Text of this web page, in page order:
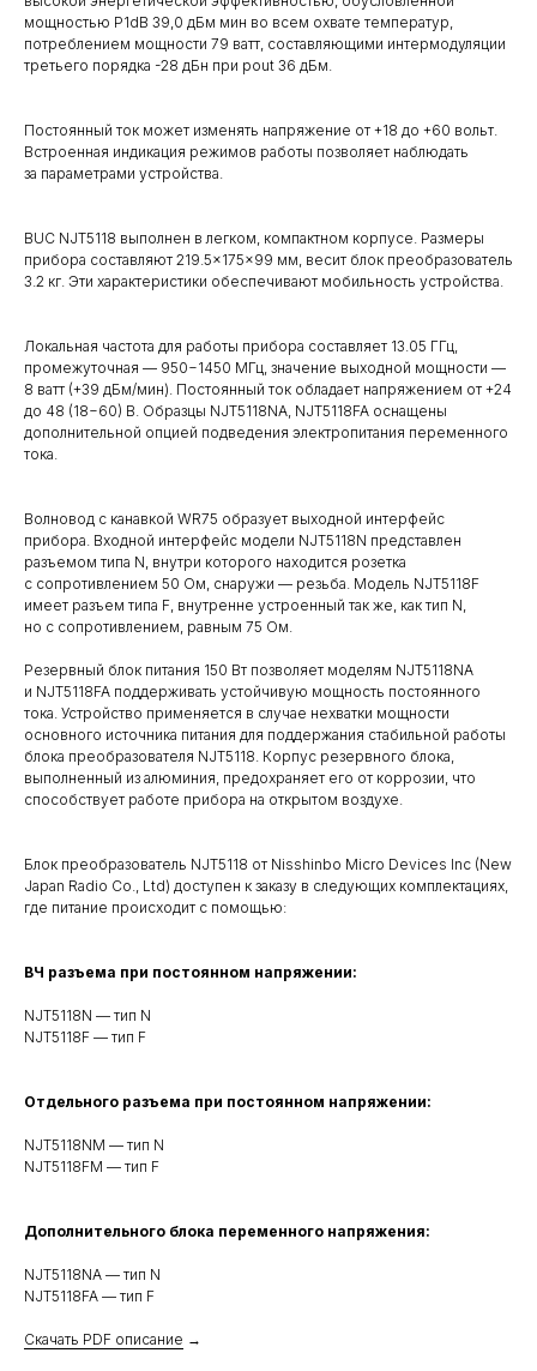
мощностью P1dB 39,0 дБм мин во всем охвате температур,
потреблением мощности 79 ватт, составляющими интермодуляции
третьего порядка -28 дБн при роut 36 дБм.
Постоянный ток может изменять напряжение от +18 до +60 вольт.
Встроенная индикация режимов работы позволяет наблюдать
за параметрами устройства.
BUC NJT5118 выполнен в легком, компактном корпусе. Размеры
прибора составляют 219.5×175×99 мм, весит блок преобразователь
3.2 кг. Эти характеристики обеспечивают мобильность устройства.
Локальная частота для работы прибора составляет 13.05 ГГц,
промежуточная — 950−1450 МГц, значение выходной мощности —
8 ватт (+39 дБм/мин). Постоянный ток обладает напряжением от +24
до 48 (18−60) В. Образцы NJT5118NА, NJT5118FA оснащены
дополнительной опцией подведения электропитания переменного
тока.
Волновод с канавкой WR75 образует выходной интерфейс
прибора. Входной интерфейс модели NJT5118N представлен
разъемом типа N, внутри которого находится розетка
с сопротивлением 50 Ом, снаружи — резьба. Модель NJT5118F
имеет разъем типа F, внутренне устроенный так же, как тип N,
но с сопротивлением, равным 75 Ом.
Резервный блок питания 150 Вт позволяет моделям NJT5118NA
и NJT5118FA поддерживать устойчивую мощность постоянного
тока. Устройство применяется в случае нехватки мощности
основного источника питания для поддержания стабильной работы
блока преобразователя NJT5118. Корпус резервного блока,
выполненный из алюминия, предохраняет его от коррозии, что
способствует работе прибора на открытом воздухе.
Блок преобразователь NJT5118 от Nisshinbo Micro Devices Inc (New
Japan Radio Co., Ltd) доступен к заказу в следующих комплектациях,
где питание происходит с помощью:
ВЧ разъема при постоянном напряжении:
NJT5118N — тип N
NJT5118F — тип F
Отдельного разъема при постоянном напряжении:
NJT5118NM — тип N
NJT5118FM — тип F
Дополнительного блока переменного напряжения:
NJT5118NA — тип N
NJT5118FA — тип F
Скачать PDF описание →